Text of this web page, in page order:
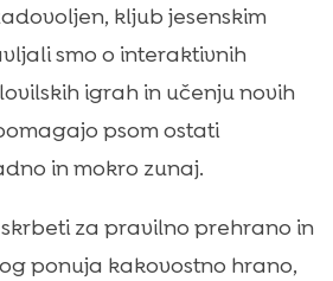
kljub jesenskim
smo o interaktivnih
igrah in učenju novih
psom ostati
in mokro zunaj.
za pravilno prehrano in
ponuja kakovostno hrano,